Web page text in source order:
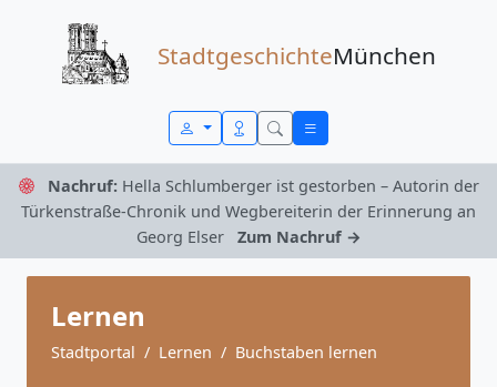
StadtgeschichteMünchen
Nachruf: Hella Schlumberger ist gestorben – Autorin der
Türkenstraße-Chronik und Wegbereiterin der Erinnerung an
Georg Elser
Zum Nachruf →
Lernen
Stadtportal Lernen Buchstaben lernen